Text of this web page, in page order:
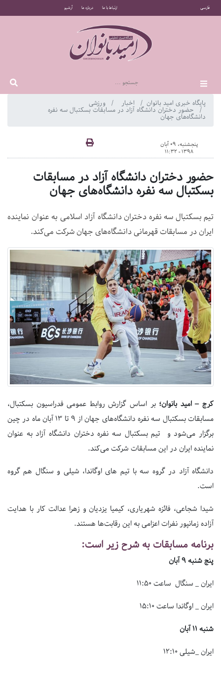
فارسی ارتباط با ما درباره ما آرشیو
پایگاه خبری امید بانوان اخبار ورزشی
حضور دختران دانشگاه آزاد در مسابقات بسکتبال سه نفره
دانشگاه‌های جهان
پنجشنبه، 09 آبان
1398 - 11:32
حضور دختران دانشگاه آزاد در مسابقات
بسکتبال سه نفره دانشگاه‌های جهان
تیم بسکتبال سه نفره دختران دانشگاه آزاد اسلامی به عنوان نماینده
ایران در مسابقات قهرمانی دانشگاه‌های جهان شرکت می‌کند.
کرج – امید بانوان؛ بر اساس گزارش روابط عمومی فدراسیون بسکتبال،
مسابقات بسکتبال سه نفره دانشگاه‌های جهان از ۹ تا ۱۳ آبان ماه در چین
برگزار می‌شود و تیم بسکتبال سه نفره دختران دانشگاه آزاد به عنوان
نماینده ایران در این مسابقات شرکت می‌کند.
دانشگاه آزاد در گروه سه با تیم های اوگاندا، شیلی و سنگال هم گروه
است.
شیدا شجاعی، فائزه شهریاری، کیمیا یزدیان و زهرا عدالت کار با هدایت
آزاده زمانپور نفرات اعزامی به این رقابت‌ها هستند.
برنامه مسابقات به شرح زیر است:
پنج شنبه ۹ آبان
ایران _ سنگال ساعت ۱۱:۵۰
ایران _ اوگاندا ساعت ۱۵:۱۰
شنبه ۱۱ آبان
ایران _شیلی ۱۲:۱۰